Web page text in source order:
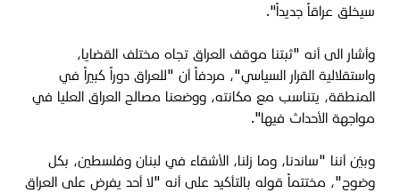
سيخلق عراقاً جديداً".
وأشار الى أنه "ثبتنا موقف العراق تجاه مختلف القضايا،
واستقلالية القرار السياسي"، مردفاً أن "للعراق دوراً كبيراً في
المنطقة، يتناسب مع مكانته، ووضعنا مصالح العراق العليا في
مواجهة الأحداث فيها".
وبيّن أننا "ساندنا، وما زلنا، الأشقاء في لبنان وفلسطين، بكل
وضوح"، مختتماً قوله بالتأكيد على أنه "لا أحد يفرض على العراق